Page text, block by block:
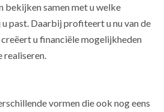
bekijken samen met u welke
past. Daarbij profiteert u nu van de
u financiële mogelijkheden
vormen die ook nog eens